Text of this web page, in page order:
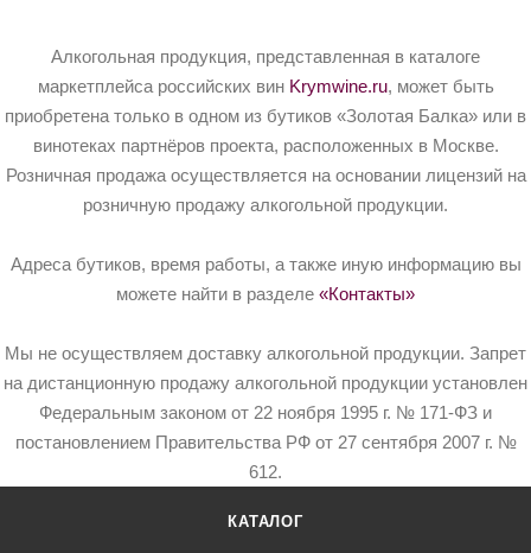
Алкогольная продукция, представленная в каталоге
маркетплейса российских вин Krymwine.ru, может быть
приобретена только в одном из бутиков «Золотая Балка» или в
винотеках партнёров проекта, расположенных в Москве.
Розничная продажа осуществляется на основании лицензий на
розничную продажу алкогольной продукции.
Адреса бутиков, время работы, а также иную информацию вы
можете найти в разделе «Контакты»
Мы не осуществляем доставку алкогольной продукции. Запрет
на дистанционную продажу алкогольной продукции установлен
Федеральным законом от 22 ноября 1995 г. № 171-ФЗ и
постановлением Правительства РФ от 27 сентября 2007 г. №
612.
КАТАЛОГ